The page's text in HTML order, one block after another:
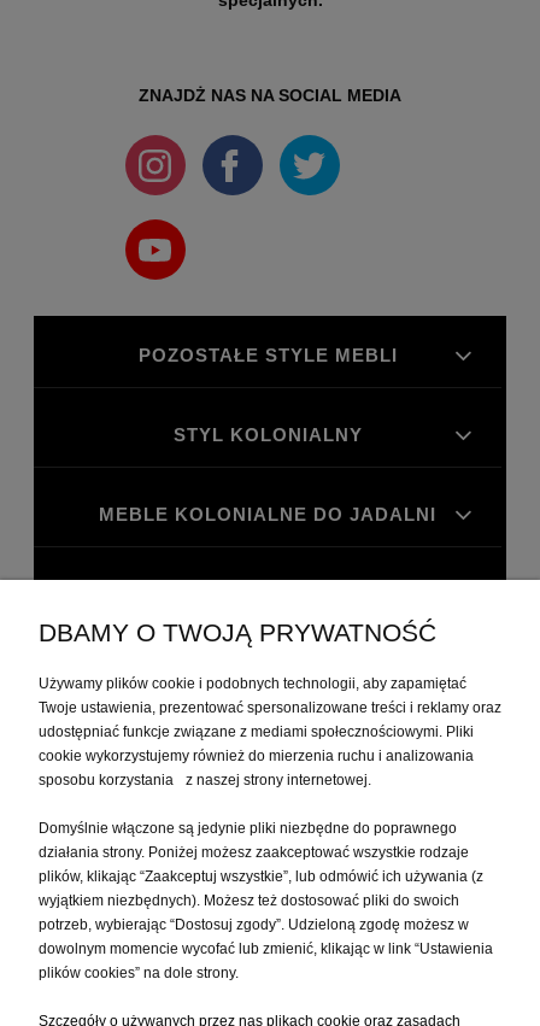
ZNAJDŻ NAS NA SOCIAL MEDIA
POZOSTAŁE STYLE MEBLI
STYL KOLONIALNY
MEBLE KOLONIALNE DO JADALNI
MOJE KONTO
PŁATNOŚCI I DOSTAWA
INFORMACJE
O NAS
DBAMY O TWOJĄ PRYWATNOŚĆ
Używamy plików cookie i podobnych technologii, aby zapamiętać
Twoje ustawienia, prezentować spersonalizowane treści i reklamy oraz
udostępniać funkcje związane z mediami społecznościowymi. Pliki
cookie wykorzystujemy również do mierzenia ruchu i analizowania
sposobu korzystania z naszej strony internetowej.
Domyślnie włączone są jedynie pliki niezbędne do poprawnego
działania strony. Poniżej możesz zaakceptować wszystkie rodzaje
plików, klikając “Zaakceptuj wszystkie”, lub odmówić ich używania (z
wyjątkiem niezbędnych). Możesz też dostosować pliki do swoich
potrzeb, wybierając “Dostosuj zgody”. Udzieloną zgodę możesz w
dowolnym momencie wycofać lub zmienić, klikając w link “Ustawienia
plików cookies” na dole strony.
Szczegóły o używanych przez nas plikach cookie oraz zasadach